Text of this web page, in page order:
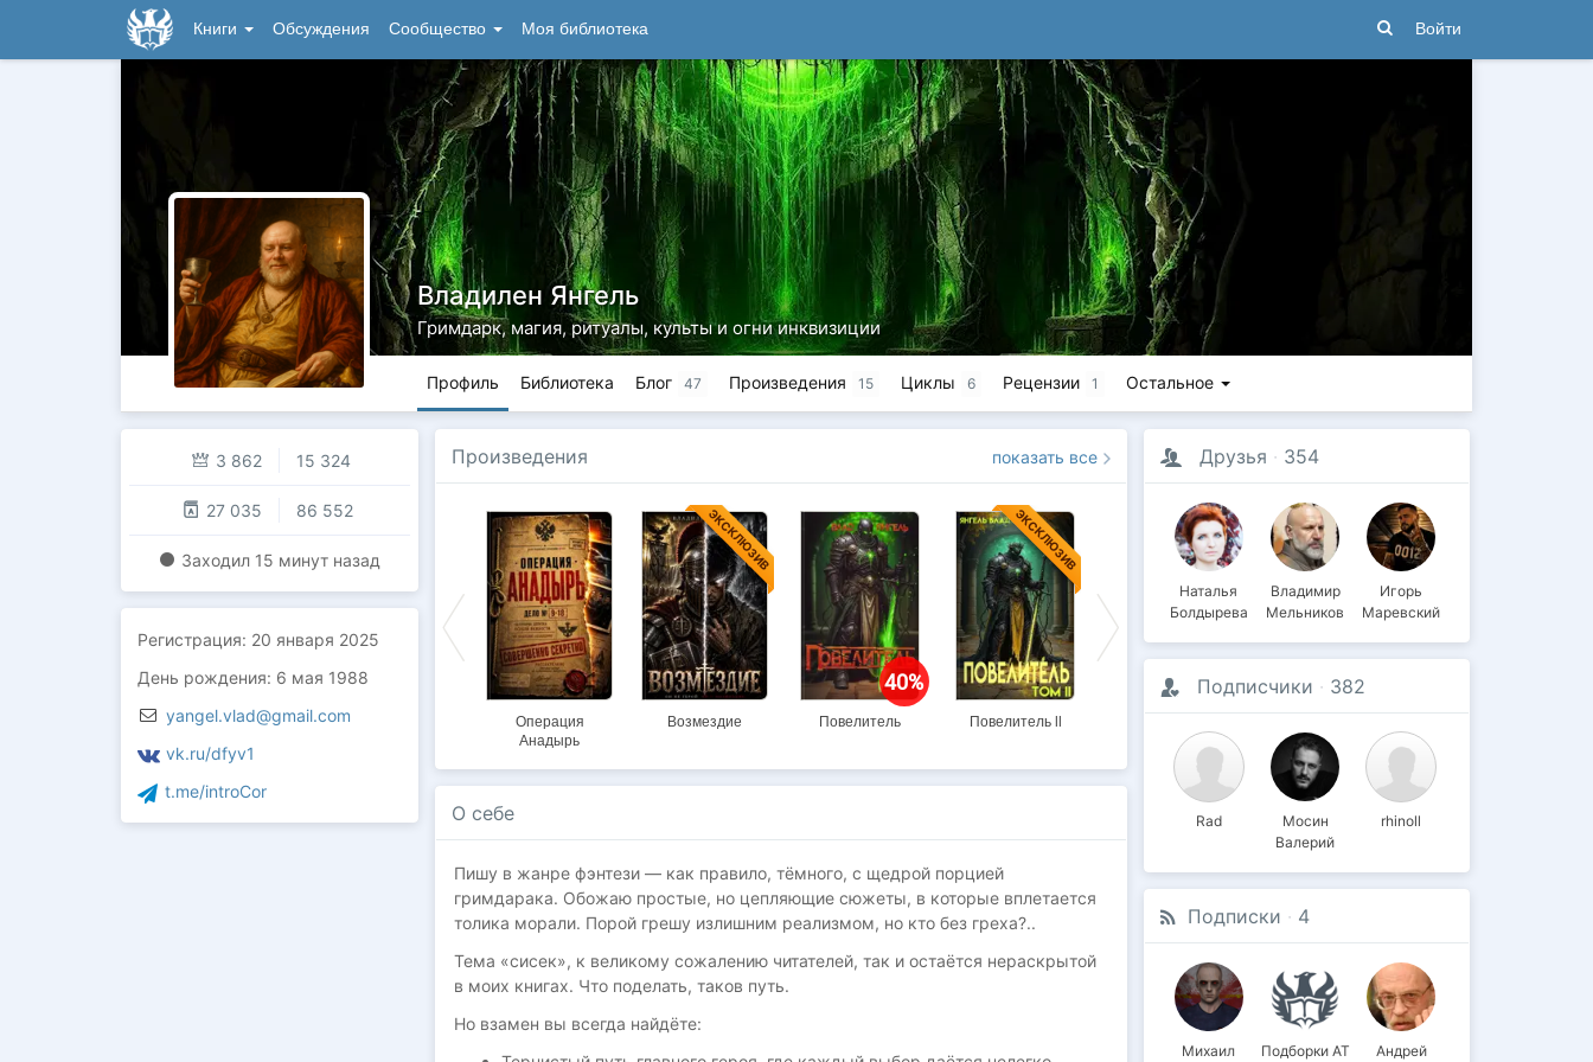
Книги Обсуждения Сообщество Моя библиотека Войти
Владилен Янгель
Гримдарк, магия, ритуалы, культы и огни инквизиции
Профиль Библиотека Блог 47 Произведения 15 Циклы 6 Рецензии 1 Остальное
3 862 15 324
27 035 86 552
Заходил 15 минут назад
Регистрация: 20 января 2025
День рождения: 6 мая 1988
yangel.vlad@gmail.com
vk.ru/dfyv1
t.me/introCor
Произведения показать все
ЭКСКЛЮЗИВ
30%
Купец мятежных
Операция
Анадырь
ЭКСКЛЮЗИВ
Возмездие
40%
Повелитель
ЭКСКЛЮЗИВ
Повелитель ll
ЭКСКЛЮЗИВ ЭКСКЛЮЗИВ
О себе
Пишу в жанре фэнтези — как правило, тёмного, с щедрой порцией
гримдарака. Обожаю простые, но цепляющие сюжеты, в которые вплетается
толика морали. Порой грешу излишним реализмом, но кто без греха?..
Тема «сисек», к великому сожалению читателей, так и остаётся нераскрытой
в моих книгах. Что поделать, таков путь.
Но взамен вы всегда найдёте:
Друзья · 354
Наталья
Болдырева
Владимир
Мельников
Игорь
Маревский
Подписчики · 382
Rad
Мосин
Валерий
rhinoll
Подписки · 4
Михаил
Подборки АТ
Андрей